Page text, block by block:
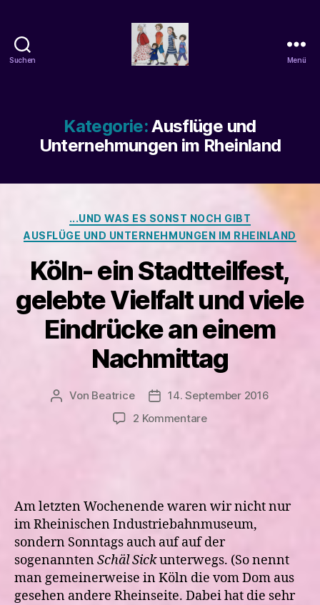
Suchen Menü
Kategorie:Ausflüge und
Unternehmungen im Rheinland
Kategorien
...UND WAS ES SONST NOCH GIBT
AUSFLÜGE UND UNTERNEHMUNGEN IM RHEINLAND
Köln- ein Stadtteilfest,
gelebte Vielfalt und viele
Eindrücke an einem
Nachmittag
Beitragsautor
Von Beatrice Veröffentlichungsdatum
14. September 2016
2 Kommentarezu
und
viele
Eindrücke
an
einem
Nachmittag
Am letzten Wochenende waren wir nicht nur
im Rheinischen Industriebahnmuseum,
sondern Sonntags auch auf auf der
sogenanntenSchäl Sickunterwegs. (So nennt
man gemeinerweise in Köln die vom Dom aus
gesehen andere Rheinseite. Dabei hat die sehr